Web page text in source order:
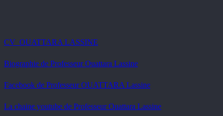
CV_OUATTARA LASSINE
Biographie de Professeur Ouattara Lassine
Facebook de Professeur OUATTARA Lassine
La chaine youtube de Professeur Ouattara Lassine